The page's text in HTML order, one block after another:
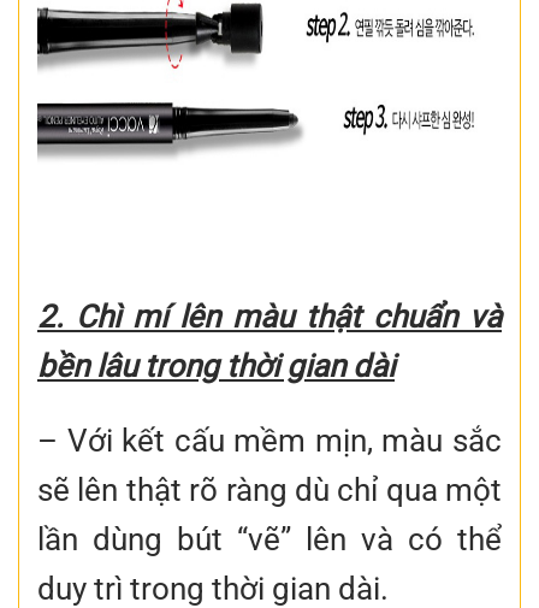
2. Chì mí lên màu thật chuẩn và
bền lâu trong thời gian dài
– Với kết cấu mềm mịn, màu sắc
sẽ lên thật rõ ràng dù chỉ qua một
lần dùng bút “vẽ” lên và có thể
duy trì trong thời gian dài.